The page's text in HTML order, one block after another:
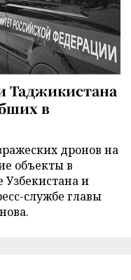
Таджикистана
в
дронов на
объекты в
и
службе главы